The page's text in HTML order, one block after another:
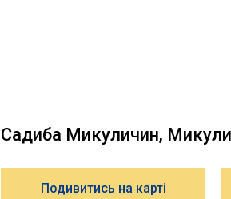
Садиба Микуличин,
Подивитись на карті